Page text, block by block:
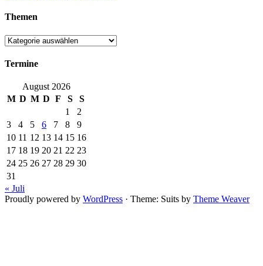
Themen
Themen
Termine
August 2026
M D M D F S
S
1
2
3
4 5 6 7 8
9
10 11 12 13 14 15 16
17 18 19 20 21 22 23
24 25 26 27 28 29 30
31
« Juli
Proudly powered by WordPress · Theme: Suits by Theme Weaver